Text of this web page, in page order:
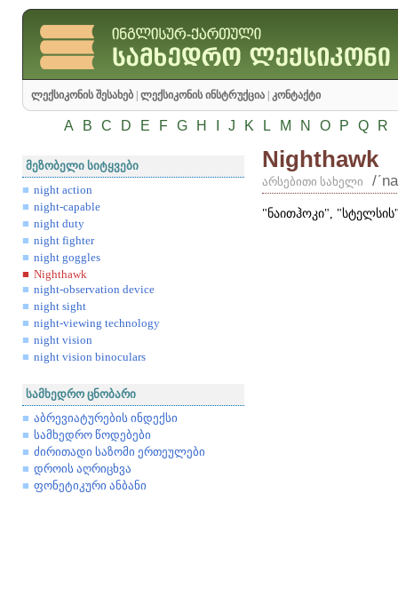
ლექსიკონის შესახებ ლექსიკონის ინსტრუქცია კონტაქტი
A B C D E F G H J K L M N O P Q R
მეზობელი სიტყვები
night action
night-capable
night duty
night fighter
night goggles
Nighthawk
night-observation device
night sight
night-viewing technology
night vision
night vision binoculars
სამხედრო ცნობარი
აბრევიატურების ინდექსი
სამხედრო წოდებები
ძირითადი საზომი ერთეულები
დროის აღრიცხვა
ფონეტიკური ანბანი
Nighthawk
არსებითი სახელი /
"ნაითჰოკი",